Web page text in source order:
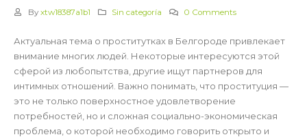
By xtw18387a1b1 Sin categoría 0 Comments
Актуальная тема о проститутках в Белгороде привлекает
внимание многих людей. Некоторые интересуются этой
сферой из любопытства, другие ищут партнеров для
интимных отношений. Важно понимать, что проституция —
это не только поверхностное удовлетворение
потребностей, но и сложная социально-экономическая
проблема, о которой необходимо говорить открыто и